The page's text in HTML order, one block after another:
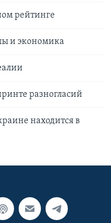
рейтинге
и экономика
разногласий
находится в